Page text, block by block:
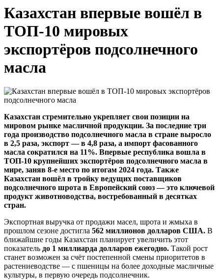
Казахстан впервые вошёл в
ТОП-10 мировых
экспортёров подсолнечного
масла
Казахстан стремительно укрепляет свои позиции на
мировом рынке масличной продукции. За последние три
года производство подсолнечного масла в стране выросло
в 2,5 раза, экспорт — в 4,8 раза, а импорт фасованного
масла сократился на 11%. Впервые республика вошла в
ТОП-10 крупнейших экспортёров подсолнечного масла в
мире, заняв 8-е место по итогам 2024 года. Также
Казахстан вошёл в тройку ведущих поставщиков
подсолнечного шрота в Европейский союз — это ключевой
продукт животноводства, востребованный в десятках
стран.
Экспортная выручка от продажи масел, шрота и жмыха в
прошлом сезоне достигла 562 миллионов долларов США. В
ближайшие годы Казахстан планирует увеличить этот
показатель до 1 миллиарда долларов ежегодно. Такой рост
станет возможен за счёт постепенной смены приоритетов в
растениеводстве — с пшеницы на более доходные масличные
культуры, в первую очередь подсолнечник.